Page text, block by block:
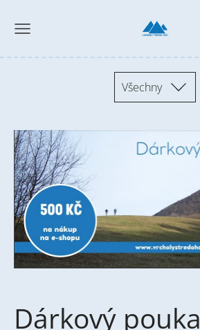
Všechny
Dárkový